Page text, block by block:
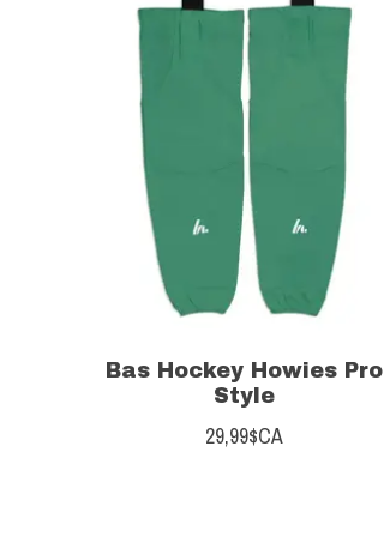
Bas Hockey Howies Pro
Style
29,99$CA